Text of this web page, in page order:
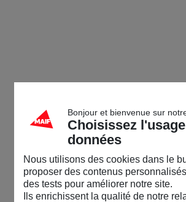
Bonjour et bienvenue sur
Choisissez
données
Nous utilisons des cookies dans le
proposer des contenus
des tests pour améliorer notre site.
Ils enrichissent la qualité de notre